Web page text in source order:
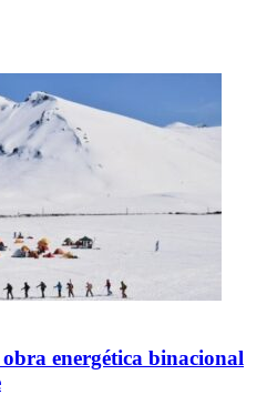
energética binacional